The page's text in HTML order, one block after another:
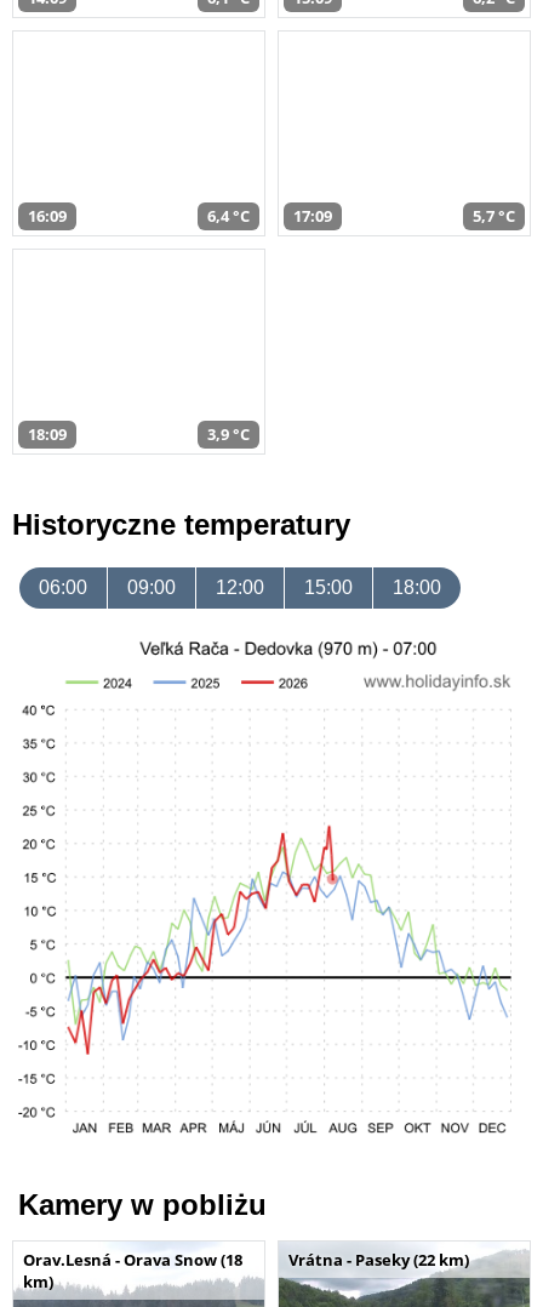
16:09 6,4 °C 17:09 5,7 °C
18:09 3,9 °C
Historyczne temperatury
06:00 09:00 12:00 15:00 18:00
Kamery w pobliżu
Orav.Lesná - Orava Snow (18
km)
Vrátna - Paseky (22 km)